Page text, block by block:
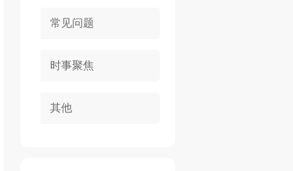
常见问题
时事聚焦
其他